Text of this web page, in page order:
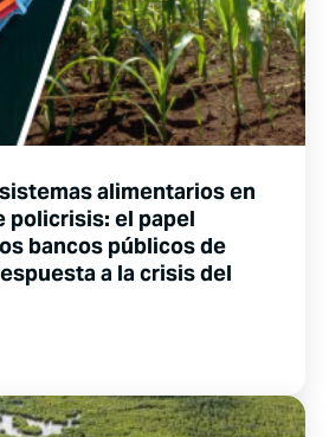
alimentarios en
policrisis: el papel
bancos públicos de
a la crisis del